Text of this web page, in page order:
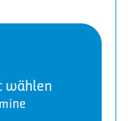
wählen